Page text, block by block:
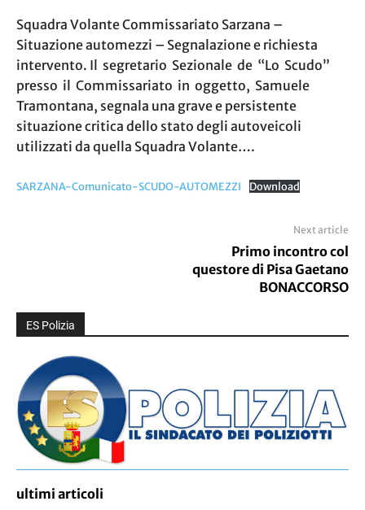
Squadra Volante Commissariato Sarzana –
Situazione automezzi – Segnalazione e richiesta
intervento. Il segretario Sezionale de “Lo Scudo”
presso il Commissariato in oggetto, Samuele
Tramontana, segnala una grave e persistente
situazione critica dello stato degli autoveicoli
utilizzati da quella Squadra Volante….
SARZANA-Comunicato-SCUDO-AUTOMEZZI Download
Next article
Primo incontro col
questore di Pisa Gaetano
BONACCORSO
ES Polizia
ultimi articoli